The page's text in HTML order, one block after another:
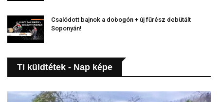
Csalódott bajnok a dobogón + új fűrész debütált
Soponyán!
Ti küldtétek - Nap képe